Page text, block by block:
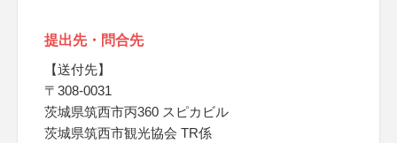
提出先・問合先
【送付先】
〒308-0031
茨城県筑西市丙360 スピカビル
茨城県筑西市観光協会 TR係